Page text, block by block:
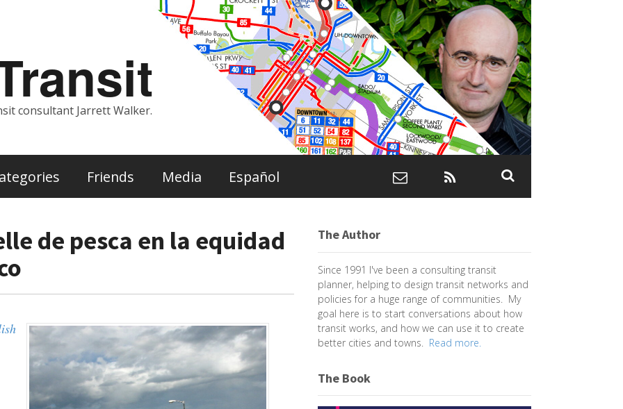
consultant Jarrett Walker.
Friends Media Español
de pesca en la equidad
The Author
Since 1991 I've been a consulting transit
planner, helping to design transit networks and
policies for a huge range of communities. My
goal here is to start conversations about how
transit works, and how we can use it to create
better cities and towns. Read more.
The Book